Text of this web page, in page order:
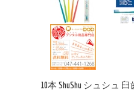
10本 ShuShu シュシュ